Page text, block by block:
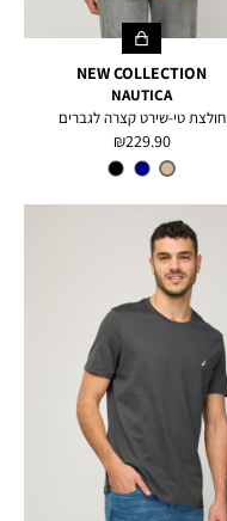
NEW COLLECTION
NAUTICA
חולצת טי-שירט קצרה לגברים
מחיר
מוצר
229.90 ₪
צבע
TUSCANY
TAN